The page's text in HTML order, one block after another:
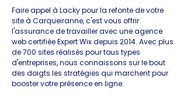
Faire appel à Lacky pour la refonte de votre
site à Carqueiranne, c'est vous offrir
l'assurance de travailler avec une agence
web certifiée Expert Wix depuis 2014. Avec plus
de 700 sites réalisés pour tous types
d'entreprises, nous connaissons sur le bout
des doigts les stratégies qui marchent pour
booster votre présence en ligne.